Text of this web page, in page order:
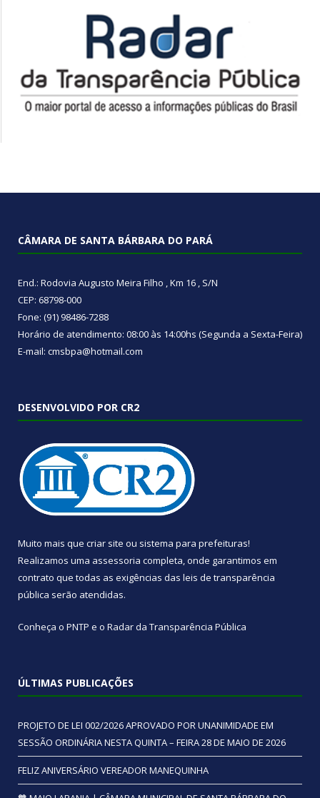
CÂMARA DE SANTA BÁRBARA DO PARÁ
End.: Rodovia Augusto Meira Filho , Km 16 , S/N
CEP: 68798-000
Fone: (91) 98486-7288
Horário de atendimento: 08:00 às 14:00hs (Segunda a Sexta-Feira)
E-mail: cmsbpa@hotmail.com
DESENVOLVIDO POR CR2
Muito mais que criar site ou sistema para prefeituras!
Realizamos uma assessoria completa, onde garantimos em
contrato que todas as exigências das leis de transparência
pública serão atendidas.
Conheça o PNTP e o Radar da Transparência Pública
ÚLTIMAS PUBLICAÇÕES
PROJETO DE LEI 002/2026 APROVADO POR UNANIMIDADE EM
SESSÃO ORDINÁRIA NESTA QUINTA – FEIRA 28 DE MAIO DE 2026
FELIZ ANIVERSÁRIO VEREADOR MANEQUINHA